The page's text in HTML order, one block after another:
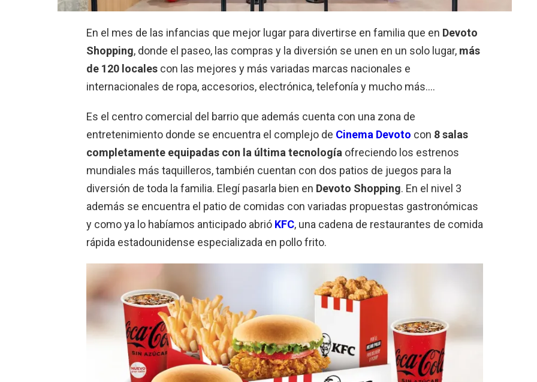
En el mes de las infancias que mejor lugar para divertirse en familia que en Devoto
Shopping, donde el paseo, las compras y la diversión se unen en un solo lugar, más
de 120 locales con las mejores y más variadas marcas nacionales e
internacionales de ropa, accesorios, electrónica, telefonía y mucho más….
Es el centro comercial del barrio que además cuenta con una zona de
entretenimiento donde se encuentra el complejo de Cinema Devoto con 8 salas
completamente equipadas con la última tecnología ofreciendo los estrenos
mundiales más taquilleros, también cuentan con dos patios de juegos para la
diversión de toda la familia. Elegí pasarla bien en Devoto Shopping. En el nivel 3
además se encuentra el patio de comidas con variadas propuestas gastronómicas
y como ya lo habíamos anticipado abrió KFC, una cadena de restaurantes de comida
rápida estadounidense especializada en pollo frito.